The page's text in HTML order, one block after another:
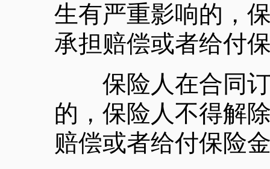
生有严重影响的，
承担赔偿或者给付
保险人在合同订
的，保险人不得解
赔偿或者给付保险